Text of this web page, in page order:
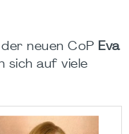
neuen CoP Eva
sich auf viele